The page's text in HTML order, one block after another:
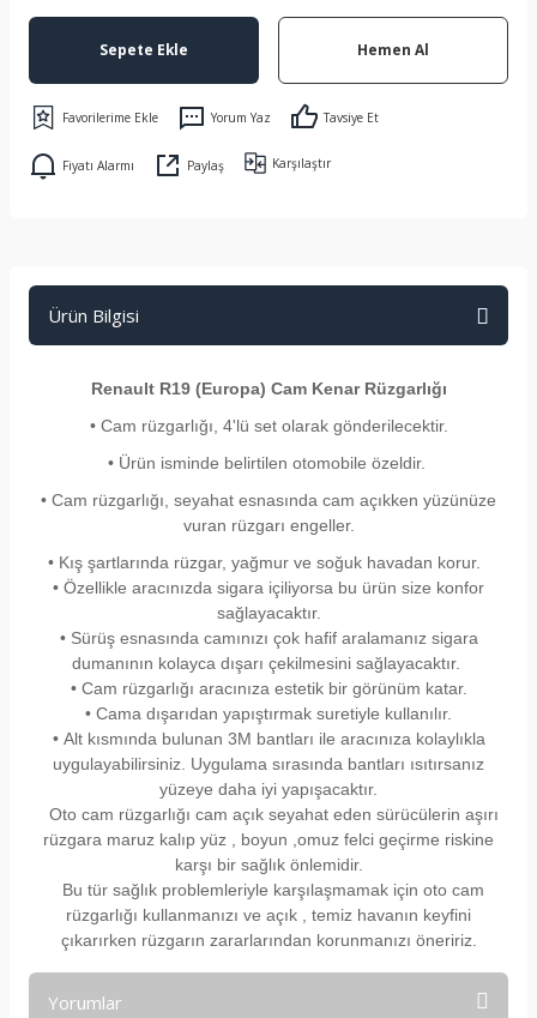
Sepete Ekle Hemen Al
Yorum Yaz Tavsiye Et
Fiyatı Alarmı Paylaş Karşılaştır
Ürün Bilgisi
Renault R19 (Europa) Cam Kenar Rüzgarlığı
• Cam rüzgarlığı, 4'lü set olarak gönderilecektir.
• Ürün isminde belirtilen otomobile özeldir.
• Cam rüzgarlığı, seyahat esnasında cam açıkken yüzünüze
vuran rüzgarı engeller.
• Kış şartlarında rüzgar, yağmur ve soğuk havadan korur.
• Özellikle aracınızda sigara içiliyorsa bu ürün size konfor
sağlayacaktır.
• Sürüş esnasında camınızı çok hafif aralamanız sigara
dumanının kolayca dışarı çekilmesini sağlayacaktır.
• Cam rüzgarlığı aracınıza estetik bir görünüm katar.
• Cama dışarıdan yapıştırmak suretiyle kullanılır.
• Alt kısmında bulunan 3M bantları ile aracınıza kolaylıkla
uygulayabilirsiniz. Uygulama sırasında bantları ısıtırsanız
yüzeye daha iyi yapışacaktır.
Oto cam rüzgarlığı cam açık seyahat eden sürücülerin aşırı
rüzgara maruz kalıp yüz , boyun ,omuz felci geçirme riskine
karşı bir sağlık önlemidir.
Bu tür sağlık problemleriyle karşılaşmamak için oto cam
rüzgarlığı kullanmanızı ve açık , temiz havanın keyfini
çıkarırken rüzgarın zararlarından korunmanızı öneririz.
Yorumlar